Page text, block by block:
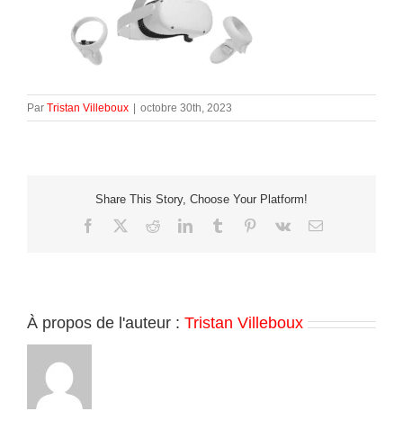
Par Tristan Villeboux octobre 30th, 2023
Share This Story, Choose Your Platform!
Facebook RedditLinkedInTumblr Pinterest
Vk Email
À propos de l'auteur : Tristan Villeboux